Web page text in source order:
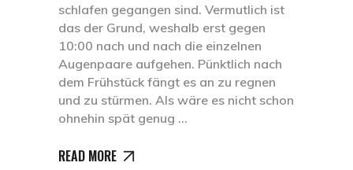
schlafen gegangen sind. Vermutlich ist
das der Grund, weshalb erst gegen
10:00 nach und nach die einzelnen
Augenpaare aufgehen. Pünktlich nach
dem Frühstück fängt es an zu regnen
und zu stürmen. Als wäre es nicht schon
ohnehin spät genug
READ MORE